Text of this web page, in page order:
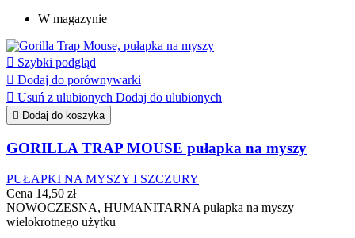
W magazynie
 Szybki podgląd
 Dodaj do porównywarki
 Usuń z ulubionych Dodaj do ulubionych
 Dodaj do koszyka
GORILLA TRAP MOUSE pułapka na myszy
PUŁAPKI NA MYSZY I SZCZURY
Cena 14,50 zł
NOWOCZESNA, HUMANITARNA pułapka na myszy
wielokrotnego użytku